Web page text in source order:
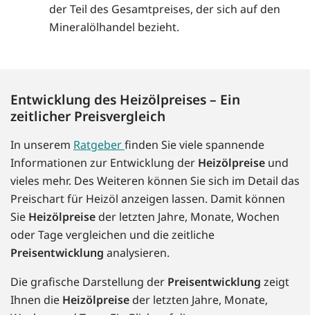
der Teil des Gesamtpreises, der sich auf den
Mineralölhandel bezieht.
Entwicklung des Heizölpreises – Ein
zeitlicher Preisvergleich
In unserem Ratgeberfinden Sie viele spannende
Informationen zur Entwicklung der Heizölpreise und
vieles mehr. Des Weiteren können Sie sich im Detail das
Preischart für Heizöl anzeigen lassen. Damit können
Sie Heizölpreise der letzten Jahre, Monate, Wochen
oder Tage vergleichen und die zeitliche
Preisentwicklung analysieren.
Die grafische Darstellung der Preisentwicklung zeigt
Ihnen die Heizölpreise der letzten Jahre, Monate,